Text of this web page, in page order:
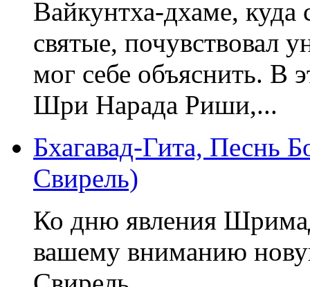
Вайкунтха-дхаме, куда
святые, почувствовал
мог себе объяснить. В
Шри Нарада Риши,...
Бхагавад-Гита, Песнь
Свирель)
Ко дню явления
вашему вниманию